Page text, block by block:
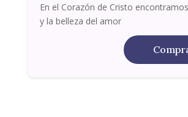
En el Corazón de Cristo
y la belleza del amor